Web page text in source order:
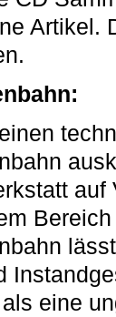
Artikel.
eine